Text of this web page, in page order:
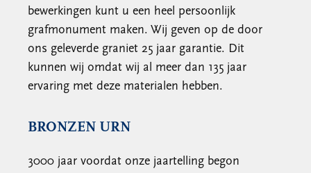
bewerkingen kunt u een heel persoonlijk
grafmonument maken. Wij geven op de door
ons geleverde graniet 25 jaar garantie. Dit
kunnen wij omdat wij al meer dan 135 jaar
ervaring met deze materialen hebben.
BRONZEN URN
3000 jaar voordat onze jaartelling begon